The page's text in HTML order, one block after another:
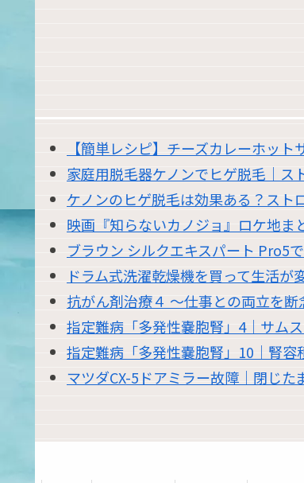
【簡単レシピ】チーズカレーホッ
家庭用脱毛器ケノンでヒゲ脱毛｜
ケノンのヒゲ脱毛は効果ある？ス
映画『知らないカノジョ』ロケ地
ブラウン シルクエキスパート Pro5
ドラム式洗濯乾燥機を買って生活
抗がん剤治療４ 〜仕事との両立を
指定難病「多発性嚢胞腎」4｜サム
指定難病「多発性嚢胞腎」10｜腎容
マツダCX-5ドアミラー故障｜閉じ